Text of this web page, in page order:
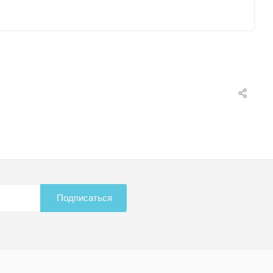
Подписаться